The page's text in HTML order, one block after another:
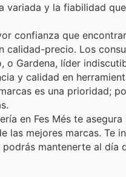
variada y la fiabilidad
confianza que
precio. Los
Gardena, líder
y calidad en
es una prioridad;
en Fes Més te
las mejores marcas. Te
mantenerte al